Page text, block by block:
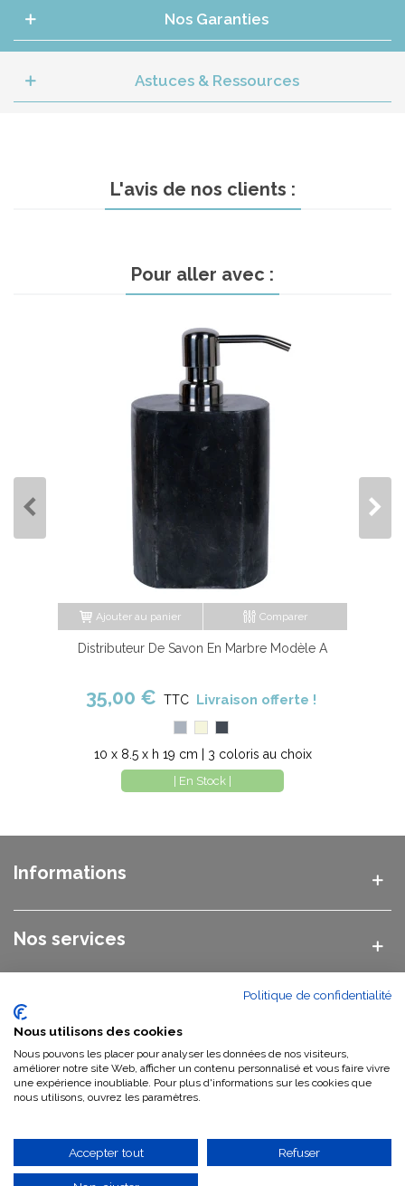
Nos Garanties
Astuces & Ressources
L'avis de nos clients :
Pour aller avec :
Ajouter au panier Comparer
Distributeur De Savon En Marbre Modèle A
35,00 € TTC Livraison offerte !
10 x 8.5 x h 19 cm | 3 coloris au choix
| En Stock |
Informations
Nos services
Nos catégories
Nous contacter
Politique de confidentialité
Nous utilisons des cookies
Nous pouvons les placer pour analyser les données de nos visiteurs,
améliorer notre site Web, afficher un contenu personnalisé et vous faire vivre
une expérience inoubliable. Pour plus d'informations sur les cookies que
nous utilisons, ouvrez les paramètres.
Accepter tout Refuser